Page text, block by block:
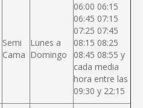
Semi
Cama
Lunes a
Domingo
06:00 06:15
06:45 07:15
07:25 07:45
08:15 08:25
08:45 08:55 y
cada media
hora entre las
09:30 y 22:15